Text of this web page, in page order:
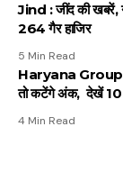
Jind : जींद की खबरें,
264 गैर हाजिर
5 Min Read
Haryana Group D
तो कटेंगे अंक, देखें 10
4 Min Read